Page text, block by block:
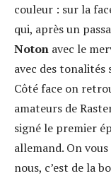
couleur : sur la
qui, après un
Noton avec le
avec des tonalités
Côté face on
amateurs de
signé le premier
allemand. On
nous, c’est de la